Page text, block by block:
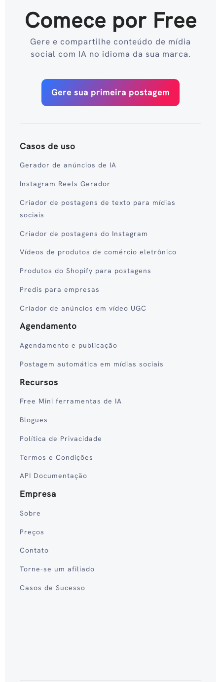
Comece por Free
Gere e compartilhe conteúdo de mídia
social com IA no idioma da sua marca.
Gere sua primeira postagem
Casos de uso
Gerador de anúncios de IA
Instagram Reels Gerador
Criador de postagens de texto para mídias
sociais
Criador de postagens do Instagram
Vídeos de produtos de comércio eletrônico
Produtos do Shopify para postagens
Predis para empresas
Criador de anúncios em vídeo UGC
Agendamento
Agendamento e publicação
Postagem automática em mídias sociais
Recursos
Free Mini ferramentas de IA
Blogues
Política de Privacidade
Termos e Condições
API Documentação
Empresa
Sobre
Preços
Contato
Torne-se um afiliado
Casos de Sucesso